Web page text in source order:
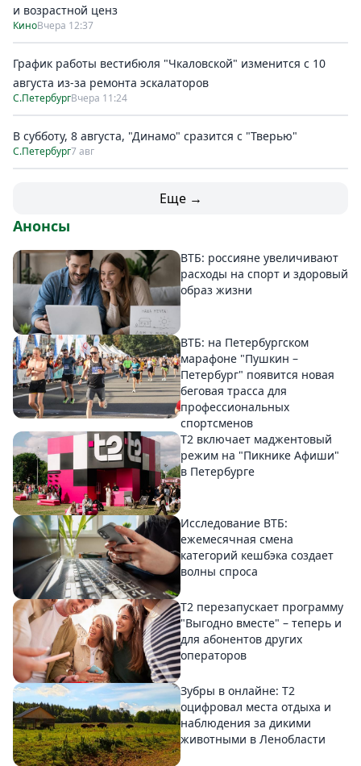
и возрастной ценз
КиноВчера 12:37
График работы вестибюля "Чкаловской" изменится с 10
августа из-за ремонта эскалаторов
С.ПетербургВчера 11:24
В субботу, 8 августа, "Динамо" сразится с "Тверью"
С.Петербург7 авг
Еще →
Анонсы
ВТБ: россияне увеличивают
расходы на спорт и здоровый
образ жизни
ВТБ: на Петербургском
марафоне "Пушкин –
Петербург" появится новая
беговая трасса для
профессиональных
спортсменов
Т2 включает маджентовый
режим на "Пикнике Афиши"
в Петербурге
Исследование ВТБ:
ежемесячная смена
категорий кешбэка создает
волны спроса
Т2 перезапускает программу
"Выгодно вместе" – теперь и
для абонентов других
операторов
Зубры в онлайне: Т2
оцифровал места отдыха и
наблюдения за дикими
животными в Ленобласти